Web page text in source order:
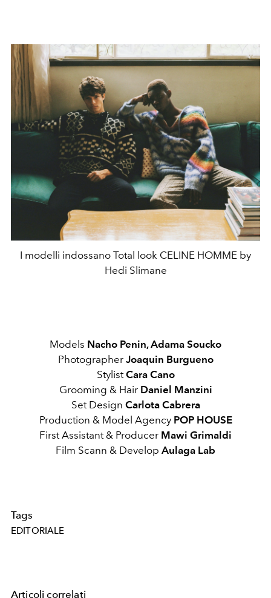
I modelli indossano Total look CELINE HOMME by
Hedi Slimane
Models Nacho Penin, Adama Soucko
Photographer Joaquin Burgueno
StylistCara Cano
Grooming & Hair Daniel Manzini
Set Design Carlota Cabrera
Production & Model Agency POP HOUSE
First Assistant & Producer Mawi Grimaldi
Film Scann & Develop Aulaga Lab
Tags
EDITORIALE
Articoli correlati